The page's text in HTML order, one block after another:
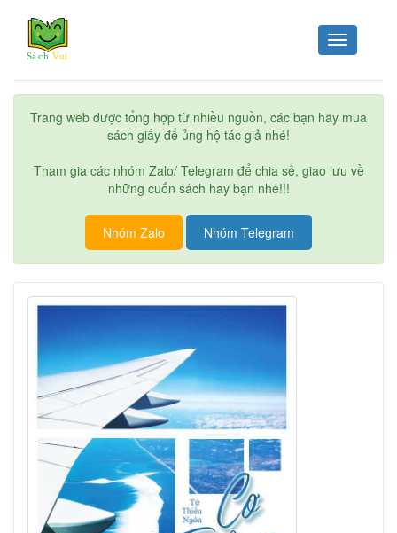
Toggle
navigation
Trang web được tổng hợp từ nhiều nguồn, các bạn hãy mua
sách giấy để ủng hộ tác giả nhé!
Tham gia các nhóm Zalo/ Telegram để chia sẻ, giao lưu về
những cuốn sách hay bạn nhé!!!
Nhóm Zalo Nhóm Telegram